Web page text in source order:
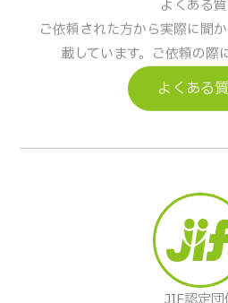
よくある
ご依頼された方から実際に聞
載しています。ご依頼の際
よくある
JIF認定団